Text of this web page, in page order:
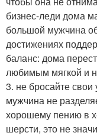
бизнес-леди дома
большой мужчина
достижениях
баланс: дома
любимым мягкой и
3. не бросайте
мужчина не
хорошему пению в
шерсти, это не